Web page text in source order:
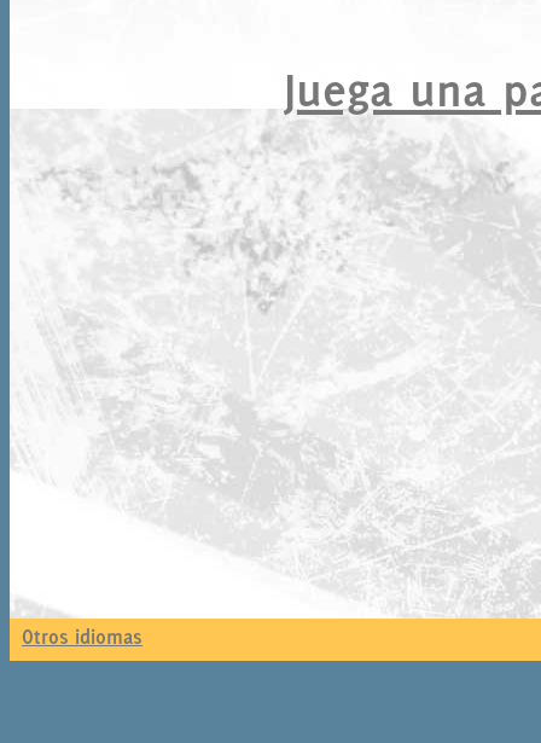
Juega una
Otros idiomas